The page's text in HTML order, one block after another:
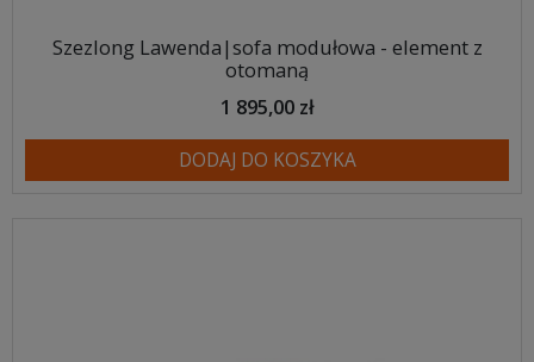
Szezlong Lawenda|sofa modułowa - element z
otomaną
1 895,00 zł
DODAJ DO KOSZYKA